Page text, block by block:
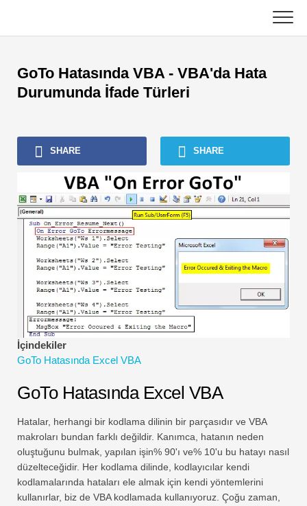
content
Muhasebe Eğitimleri
Excel, VBA ve Power BI
Yatırım Bankacılığı Dersleri
En Popüler Kitaplar
Finans Sertifikasyon Kaynakları
Finansal Modelleme Eğitimleri
Tam form
GoTo Hatasında VBA - VBA'da Hata
Durumunda İfade Türleri
SHARE SHARE
İçindekiler
GoTo Hatasında Excel VBA
GoTo Hatasında Excel VBA
Hatalar, herhangi bir kodlama dilinin bir parçasıdır ve VBA
makroları bundan farklı değildir. Kanımca, hatanın neden
oluştuğunu bulmak, yapılan işin% 90'ı ve% 10'u bu hatayı nasıl
düzelteceğidir. Her kodlama dilinde, kodlayıcılar kendi
kodlamalarında hataları ele almak için kendi yöntemlerini
kullanırlar, biz de VBA kodlamada kullanıyoruz. Çoğu zaman,